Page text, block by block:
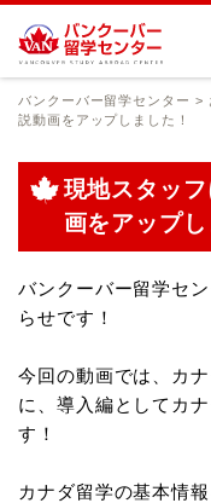
バンクーバー留学センター >
説動画をアップしました！
現地スタッ
画をアップし
バンクーバー留学セ
らせです！
今回の動画では、カ
に、導入編としてカ
す！
カナダ留学の基本情